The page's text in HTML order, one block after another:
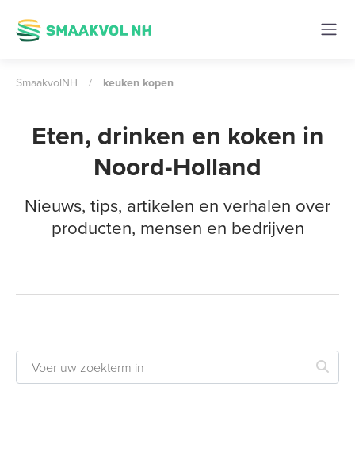
SmaakvolNH / keuken kopen
Eten, drinken en koken in
Noord-Holland
Nieuws, tips, artikelen en verhalen over
producten, mensen en bedrijven